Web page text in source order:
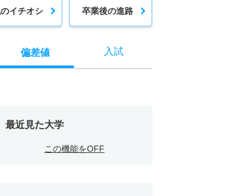
イチオシ 卒業後の進路
偏差値 入試
最近見た大学
この機能をOFF